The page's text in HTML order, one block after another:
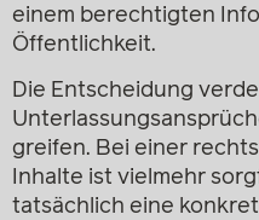
einem berechtigten
Öffentlichkeit.
Die Entscheidung
greifen. Bei einer
Inhalte ist vielmehr
tatsächlich eine